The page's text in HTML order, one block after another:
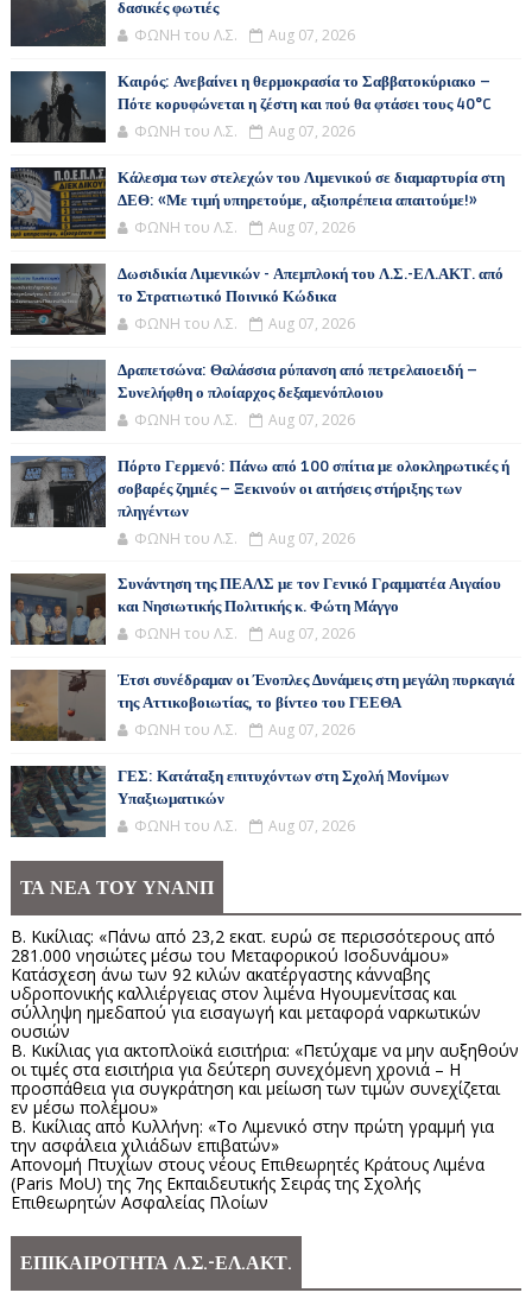
δασικές φωτιές
ΦΩΝΗ του Λ.Σ. Aug 07, 2026
Καιρός: Ανεβαίνει η θερμοκρασία το Σαββατοκύριακο –
Πότε κορυφώνεται η ζέστη και πού θα φτάσει τους 40°C
ΦΩΝΗ του Λ.Σ. Aug 07, 2026
Κάλεσμα των στελεχών του Λιμενικού σε διαμαρτυρία στη
ΔΕΘ: «Με τιμή υπηρετούμε, αξιοπρέπεια απαιτούμε!»
ΦΩΝΗ του Λ.Σ. Aug 07, 2026
Δωσιδικία Λιμενικών - Απεμπλοκή του Λ.Σ.-ΕΛ.ΑΚΤ. από
το Στρατιωτικό Ποινικό Κώδικα
ΦΩΝΗ του Λ.Σ. Aug 07, 2026
Δραπετσώνα: Θαλάσσια ρύπανση από πετρελαιοειδή –
Συνελήφθη ο πλοίαρχος δεξαμενόπλοιου
ΦΩΝΗ του Λ.Σ. Aug 07, 2026
Πόρτο Γερμενό: Πάνω από 100 σπίτια με ολοκληρωτικές ή
σοβαρές ζημιές – Ξεκινούν οι αιτήσεις στήριξης των
πληγέντων
ΦΩΝΗ του Λ.Σ. Aug 07, 2026
Συνάντηση της ΠΕΑΛΣ με τον Γενικό Γραμματέα Αιγαίου
και Νησιωτικής Πολιτικής κ. Φώτη Μάγγο
ΦΩΝΗ του Λ.Σ. Aug 07, 2026
Έτσι συνέδραμαν οι Ένοπλες Δυνάμεις στη μεγάλη πυρκαγιά
της Αττικοβοιωτίας, το βίντεο του ΓΕΕΘΑ
ΦΩΝΗ του Λ.Σ. Aug 07, 2026
ΓΕΣ: Κατάταξη επιτυχόντων στη Σχολή Μονίμων
Υπαξιωματικών
ΦΩΝΗ του Λ.Σ. Aug 07, 2026
ΤΑ ΝΕΑ ΤΟΥ ΥΝΑΝΠ
Β. Κικίλιας: «Πάνω από 23,2 εκατ. ευρώ σε περισσότερους από
281.000 νησιώτες μέσω του Μεταφορικού Ισοδυνάμου»
Κατάσχεση άνω των 92 κιλών ακατέργαστης κάνναβης
υδροπονικής καλλιέργειας στον λιμένα Ηγουμενίτσας και
σύλληψη ημεδαπού για εισαγωγή και μεταφορά ναρκωτικών
ουσιών
Β. Κικίλιας για ακτοπλοϊκά εισιτήρια: «Πετύχαμε να μην αυξηθούν
οι τιμές στα εισιτήρια για δεύτερη συνεχόμενη χρονιά – Η
προσπάθεια για συγκράτηση και μείωση των τιμών συνεχίζεται
εν μέσω πολέμου»
Β. Κικίλιας από Κυλλήνη: «Το Λιμενικό στην πρώτη γραμμή για
την ασφάλεια χιλιάδων επιβατών»
Απονομή Πτυχίων στους νέους Επιθεωρητές Κράτους Λιμένα
(Paris MoU) της 7ης Εκπαιδευτικής Σειράς της Σχολής
Επιθεωρητών Ασφαλείας Πλοίων
ΕΠΙΚΑΙΡΟΤΗΤΑ Λ.Σ.-ΕΛ.ΑΚΤ.